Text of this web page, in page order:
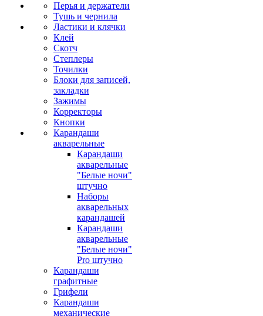
Перья и держатели
Тушь и чернила
Ластики и клячки
Клей
Скотч
Степлеры
Точилки
Блоки для записей,
закладки
Зажимы
Корректоры
Кнопки
Карандаши
акварельные
Карандаши
акварельные
"Белые ночи"
штучно
Наборы
акварельных
карандашей
Карандаши
акварельные
"Белые ночи"
Pro штучно
Карандаши
графитные
Грифели
Карандаши
механические